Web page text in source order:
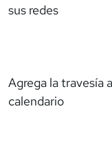
sus redes
Agrega la travesía
calendario